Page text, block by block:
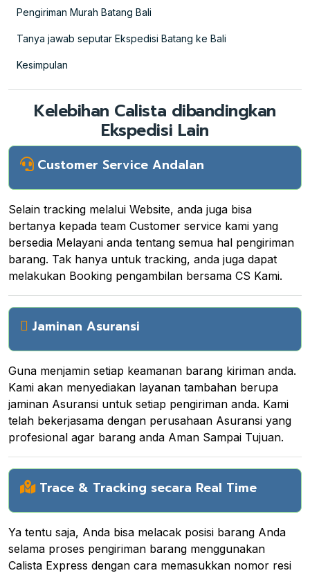
Pengiriman Murah Batang Bali
Tanya jawab seputar Ekspedisi Batang ke Bali
Kesimpulan
Kelebihan Calista dibandingkan
Ekspedisi Lain
Customer Service Andalan
Selain tracking melalui Website, anda juga bisa
bertanya kepada team Customer service kami yang
bersedia Melayani anda tentang semua hal pengiriman
barang. Tak hanya untuk tracking, anda juga dapat
melakukan Booking pengambilan bersama CS Kami.
Jaminan Asuransi
Guna menjamin setiap keamanan barang kiriman anda.
Kami akan menyediakan layanan tambahan berupa
jaminan Asuransi untuk setiap pengiriman anda. Kami
telah bekerjasama dengan perusahaan Asuransi yang
profesional agar barang anda Aman Sampai Tujuan.
Trace & Tracking secara Real Time
Ya tentu saja, Anda bisa melacak posisi barang Anda
selama proses pengiriman barang menggunakan
Calista Express dengan cara memasukkan nomor resi